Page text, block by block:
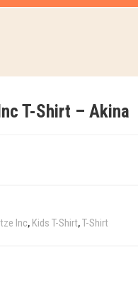
T-Shirt – Akina
Inc, Kids T-Shirt, T-Shirt